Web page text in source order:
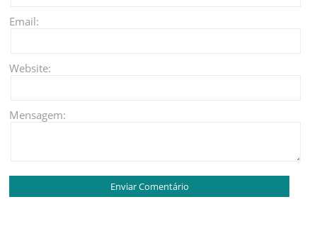
Email:
Website:
Mensagem: